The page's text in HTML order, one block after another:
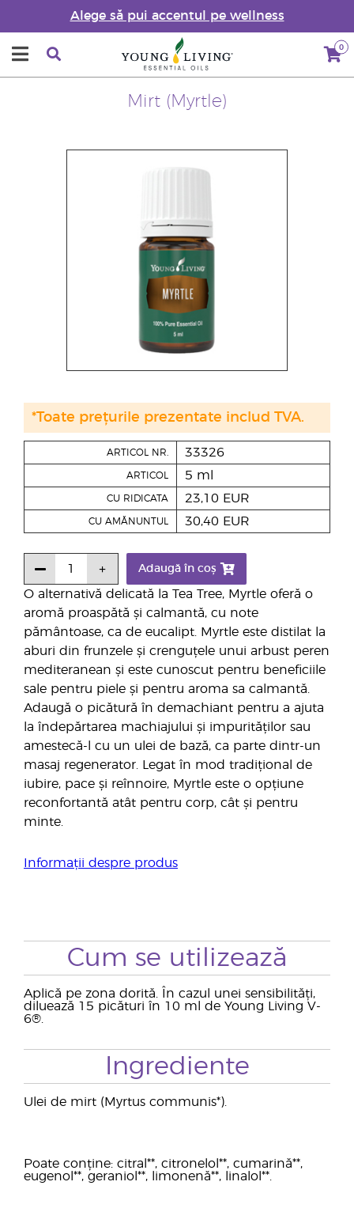
Alege să pui accentul pe wellness
0
Mirt (Myrtle)
O alternativă delicată la Tea Tree, Myrtle oferă o
aromă proaspătă și calmantă, cu note
pământoase, ca de eucalipt. Myrtle este distilat la
aburi din frunzele și crenguțele unui arbust peren
mediteranean și este cunoscut pentru beneficiile
sale pentru piele și pentru aroma sa calmantă.
Adaugă o picătură în demachiant pentru a ajuta
la îndepărtarea machiajului și impurităților sau
amestecă-l cu un ulei de bază, ca parte dintr-un
masaj regenerator. Legat în mod tradițional de
iubire, pace și reînnoire, Myrtle este o opțiune
reconfortantă atât pentru corp, cât și pentru
minte.
Informații despre produs
ARTICOL NR. 33326
ARTICOL 5 ml
CU RIDICATA 23,10 EUR
CU AMĂNUNTUL 30,40 EUR
Adaugă în coș
*Toate prețurile prezentate includ TVA.
Cum se utilizează
Aplică pe zona dorită. În cazul unei sensibilități,
diluează 15 picături în 10 ml de Young Living V-
6®.
Ingrediente
Ulei de mirt (Myrtus communis*).
Poate conține: citral**, citronelol**, cumarină**,
eugenol**, geraniol**, limonenă**, linalol**.